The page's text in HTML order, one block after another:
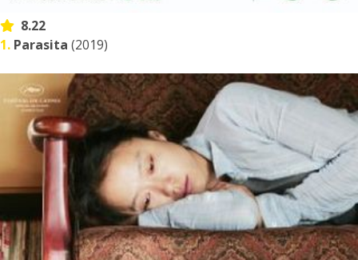
8.22
1. Parasita (2019)